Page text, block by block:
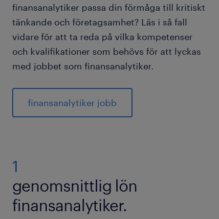
finansanalytiker passa din förmåga till kritiskt
tänkande och företagsamhet? Läs i så fall
vidare för att ta reda på vilka kompetenser
och kvalifikationer som behövs för att lyckas
med jobbet som finansanalytiker.
finansanalytiker jobb
1
genomsnittlig lön
finansanalytiker.